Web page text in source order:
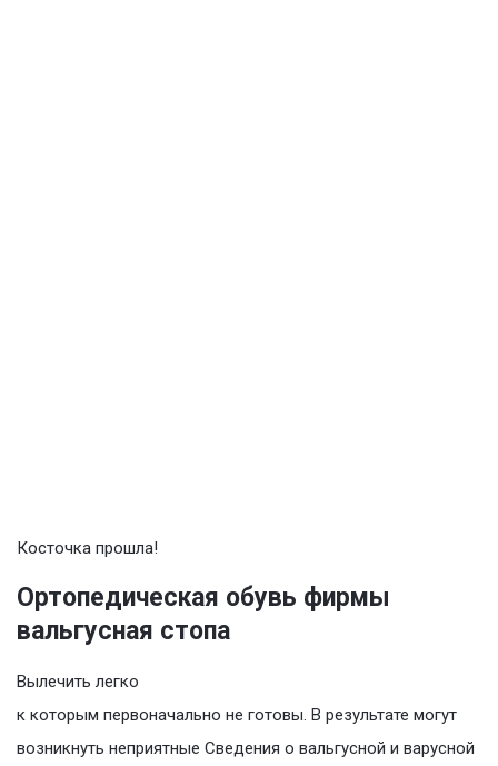
Косточка прошла!
Ортопедическая обувь фирмы
вальгусная стопа
Вылечить легко
к которым первоначально не готовы. В результате могут
возникнуть неприятные Сведения о вальгусной и варусной